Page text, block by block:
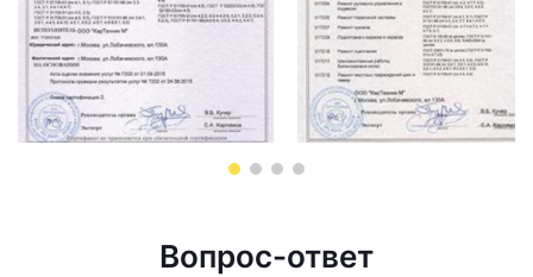
Вопрос-ответ